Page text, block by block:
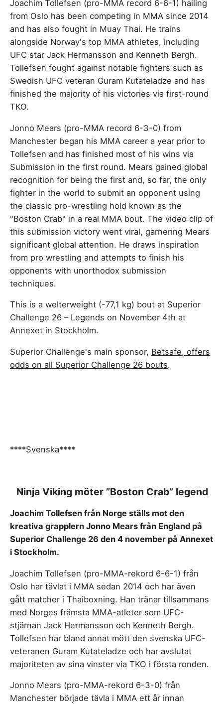
Joachim Tollefsen (pro-MMA record 6-6-1) hailing
from Oslo has been competing in MMA since 2014
and has also fought in Muay Thai. He trains
alongside Norway's top MMA athletes, including
UFC star Jack Hermansson and Kenneth Bergh.
Tollefsen fought against notable fighters such as
Swedish UFC veteran Guram Kutateladze and has
finished the majority of his victories via first-round
TKO.
Jonno Mears (pro-MMA record 6-3-0) from
Manchester began his MMA career a year prior to
Tollefsen and has finished most of his wins via
Submission in the first round. Mears gained global
recognition for being the first and, so far, the only
fighter in the world to submit an opponent using
the classic pro-wrestling hold known as the
"Boston Crab" in a real MMA bout. The video clip of
this submission victory went viral, garnering Mears
significant global attention. He draws inspiration
from pro wrestling and attempts to finish his
opponents with unorthodox submission
techniques.
This is a welterweight (-77,1 kg) bout at Superior
Challenge 26 – Legends on November 4th at
Annexet in Stockholm.
Superior Challenge's main sponsor, Betsafe, offers
odds on all Superior Challenge 26 bouts.
****Svenska****
Ninja Viking möter ”Boston Crab” legend
Joachim Tollefsen från Norge ställs mot den
kreativa grapplern Jonno Mears från England på
Superior Challenge 26 den 4 november på Annexet
i Stockholm.
Joachim Tollefsen (pro-MMA-rekord 6-6-1) från
Oslo har tävlat i MMA sedan 2014 och har även
gått matcher i Thaiboxning. Han tränar tillsammans
med Norges främsta MMA-atleter som UFC-
stjärnan Jack Hermansson och Kenneth Bergh.
Tollefsen har bland annat mött den svenska UFC-
veteranen Guram Kutateladze och har avslutat
majoriteten av sina vinster via TKO i första ronden.
Jonno Mears (pro-MMA-rekord 6-3-0) från
Manchester började tävla i MMA ett år innan